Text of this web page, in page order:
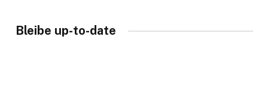
Bleibe up-to-date